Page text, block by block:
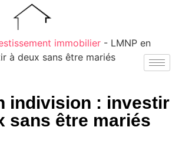
immobilier - LMNP en
à deux sans être mariés
indivision : investir
sans être mariés